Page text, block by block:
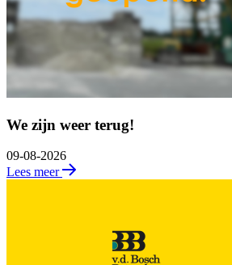
We zijn weer terug!
09-08-2026
Lees meer